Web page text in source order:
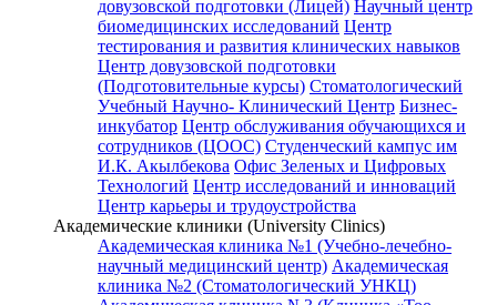
довузовской подготовки (Лицей) Научный центр
биомедицинских исследований Центр
тестирования и развития клинических навыков
Центр довузовской подготовки
(Подготовительные курсы) Стоматологический
Учебный Научно- Клинический Центр Бизнес-
инкубатор Центр обслуживания обучающихся и
сотрудников (ЦООС) Студенческий кампус им
И.К. Акылбекова Офис Зеленых и Цифровых
Технологий Центр исследований и инноваций
Центр карьеры и трудоустройства
Академические клиники (University Clinics)
Академическая клиника №1 (Учебно-лечебно-
научный медицинский центр) Академическая
клиника №2 (Стоматологический УНКЦ)